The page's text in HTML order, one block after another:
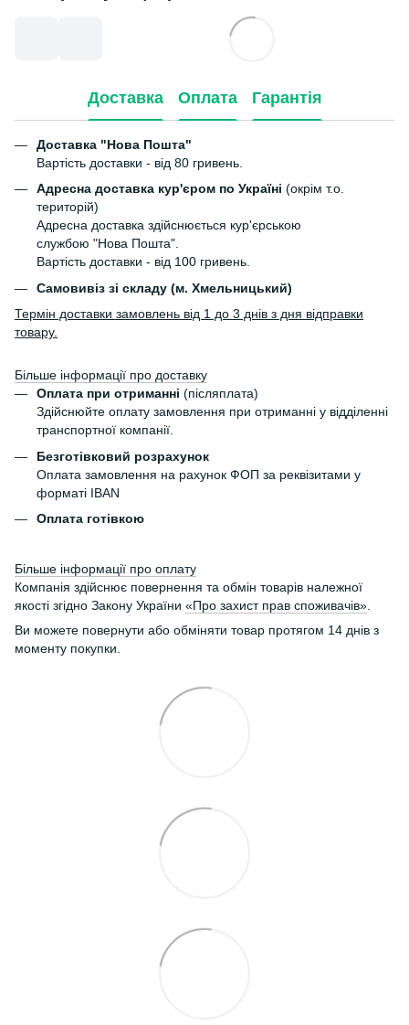
Доставка Оплата Гарантія
Доставка "Нова Пошта"
Вартість доставки - від 80 гривень.
Адресна доставка кур'єром по Україні (окрім т.о.
територій)
Адресна доставка здійснюється кур'єрською
службою "Нова Пошта".
Вартість доставки - від 100 гривень.
Самовивіз зі складу (м. Хмельницький)
Термін доставки замовлень від 1 до 3 днів з дня відправки
товару.
Більше інформації про доставку
Оплата при отриманні (післяплата)
Здійснюйте оплату замовлення при отриманні у відділенні
транспортної компанії.
Безготівковий розрахунок
Оплата замовлення на рахунок ФОП за реквізитами у
форматі IBAN
Оплата готівкою
Більше інформації про оплату
Компанія здійснює повернення та обмін товарів належної
якості згідно Закону України «Про захист прав споживачів».
Ви можете повернути або обміняти товар протягом 14 днів з
моменту покупки.